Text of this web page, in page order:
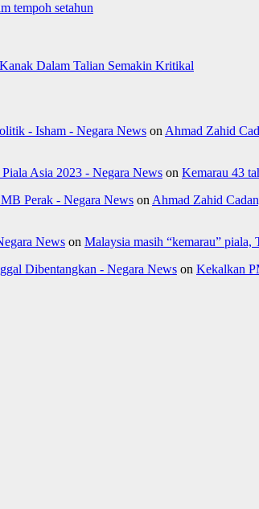
tempoh setahun
Dalam Talian Semakin Kritikal
- Isham - Negara News on Ahmad Zahid
Asia 2023 - Negara News on Kemarau 43
Perak - Negara News on Ahmad Zahid
News on Malaysia masih “kemarau” piala,
Dibentangkan - Negara News on Kekalkan